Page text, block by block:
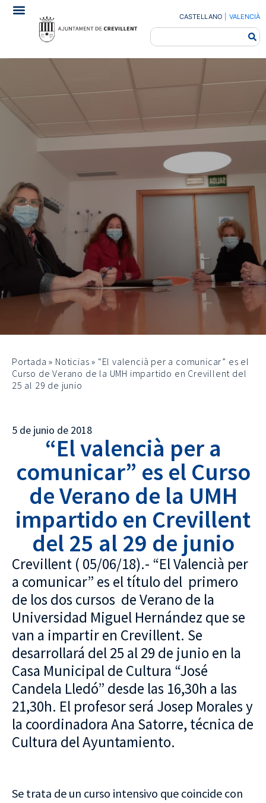
CASTELLANO VALENCIÀ
Portada » Noticias » “El valencià per a comunicar” es el
Curso de Verano de la UMH impartido en Crevillent del
25 al 29 de junio
5 de junio de 2018
“El valencià per a
comunicar” es el Curso
de Verano de la UMH
impartido en Crevillent
del 25 al 29 de junio
Crevillent ( 05/06/18).- “El Valencià per
a comunicar” es el título del primero
de los dos cursos de Verano de la
Universidad Miguel Hernández que se
van a impartir en Crevillent. Se
desarrollará del 25 al 29 de junio en la
Casa Municipal de Cultura “José
Candela Lledó” desde las 16,30h a las
21,30h. El profesor será Josep Morales y
la coordinadora Ana Satorre, técnica de
Cultura del Ayuntamiento.
Se trata de un curso intensivo que coincide con